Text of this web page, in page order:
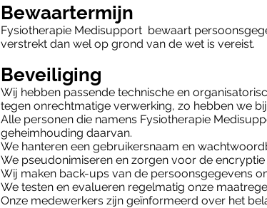
Bewaartermijn
Fysiotherapie Medisupport bewaart
verstrekt dan wel op grond van de wet is vereist.
Beveiliging
Wij hebben passende technische en
tegen onrechtmatige verwerking, zo hebben we
Alle personen die namens Fysiotherapie
geheimhouding daarvan.
We hanteren een gebruikersnaam en
We pseudonimiseren en zorgen voor de
Wij maken back-ups van de persoonsgegevens
We testen en evalueren regelmatig onze
Onze medewerkers zijn geïnformeerd over het